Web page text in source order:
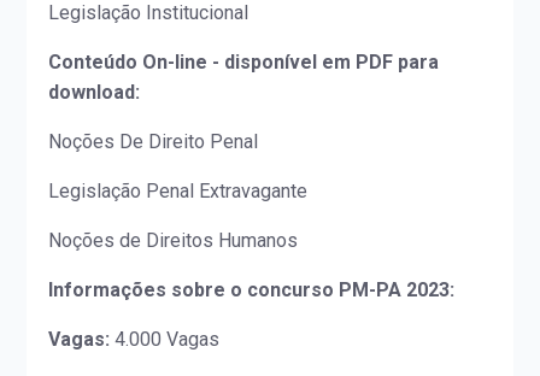
Legislação Institucional
Conteúdo On-line - disponível em PDF para
download:
Noções De Direito Penal
Legislação Penal Extravagante
Noções de Direitos Humanos
Informações sobre o concurso PM-PA 2023:
Vagas: 4.000 Vagas